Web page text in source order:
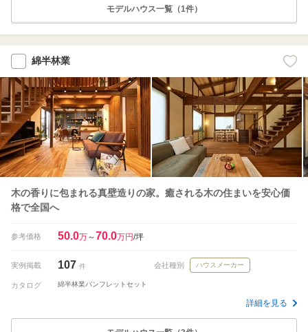
モデルハウス一覧（1件）
綿半林業
木の香りに包まれる真壁造りの家。癒される木の住まいを安心価
格で全国へ
参考価格 50.0万～70.0万円/坪
実例掲載 107 件 会社種別 ハウスメーカー
カタログ 綿半林業パンフレットセット
詳細を見る